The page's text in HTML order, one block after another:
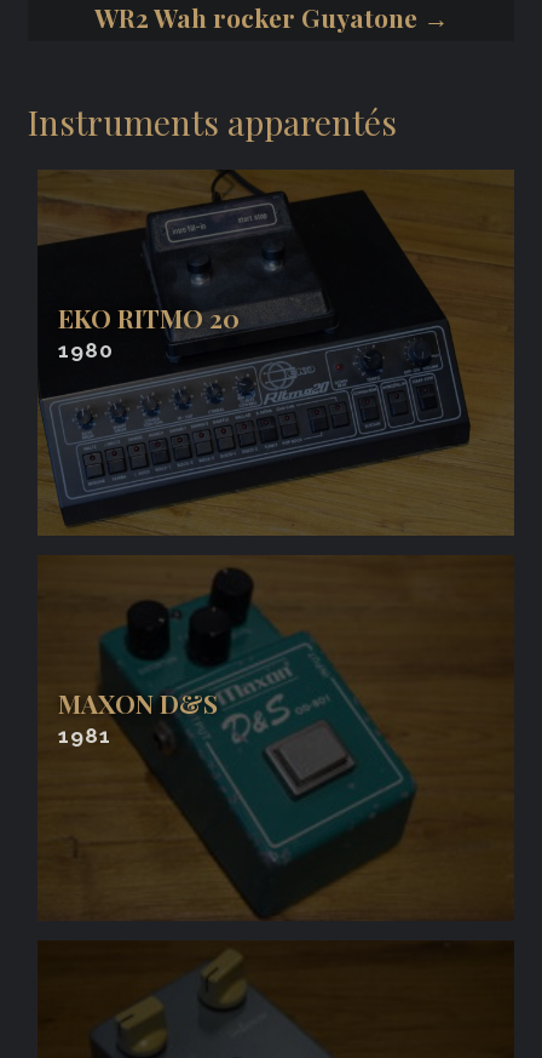
WR2 Wah rocker Guyatone →
Instruments apparentés
EKO RITMO 20
1980
MAXON D&S
1981